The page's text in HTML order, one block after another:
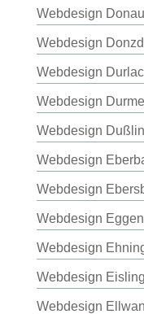
Webdesign
Webdesign
Webdesign
Webdesign
Webdesign
Webdesign
Webdesign
Webdesign
Webdesign
Webdesign
Webdesign